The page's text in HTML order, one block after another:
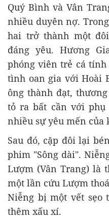
Quý Bình và Vân
nhiều duyên nợ.
hai trở thành một
đáng yêu. Hương
phóng viên trẻ cá
tình oan gia với Hoài
ông thành đạt,
tỏ ra bất cần với
nhiều sự yêu mến của
Sau đó, cặp đôi lại
phim "Sông dài".
Lượm (Vân Trang) là
một lần cứu Lượm
Niễng bị một vết sẹo
thêm xấu xí.